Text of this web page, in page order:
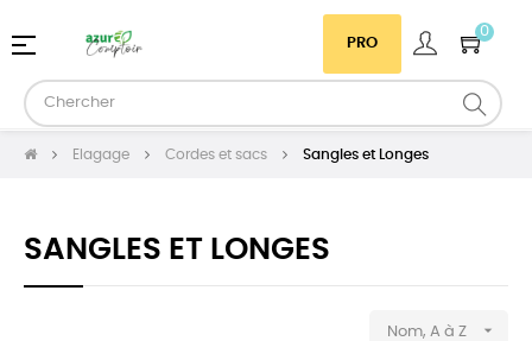
PRO
0
Basculer
navigation
☰
Elagage Cordes et sacs Sangles et Longes
SANGLES ET LONGES
Nom, A à Z 